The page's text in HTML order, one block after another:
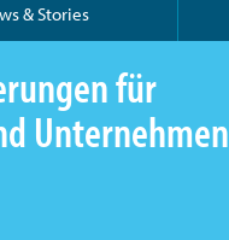
& Stories
für
Unternehmen